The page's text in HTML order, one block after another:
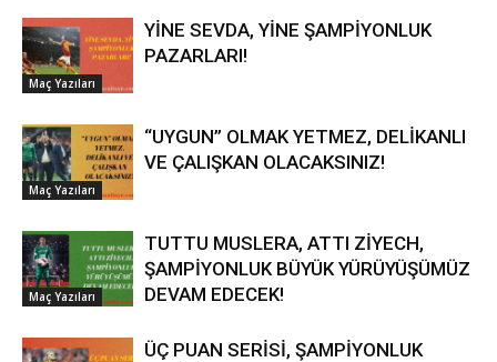
Maç Yazıları
YİNE SEVDA, YİNE ŞAMPİYONLUK
PAZARLARI!
Maç Yazıları
“UYGUN” OLMAK YETMEZ, DELİKANLI
VE ÇALIŞKAN OLACAKSINIZ!
Maç Yazıları
TUTTU MUSLERA, ATTI ZİYECH,
ŞAMPİYONLUK BÜYÜK YÜRÜYÜŞÜMÜZ
DEVAM EDECEK!
ÜÇ PUAN SERİSİ, ŞAMPİYONLUK